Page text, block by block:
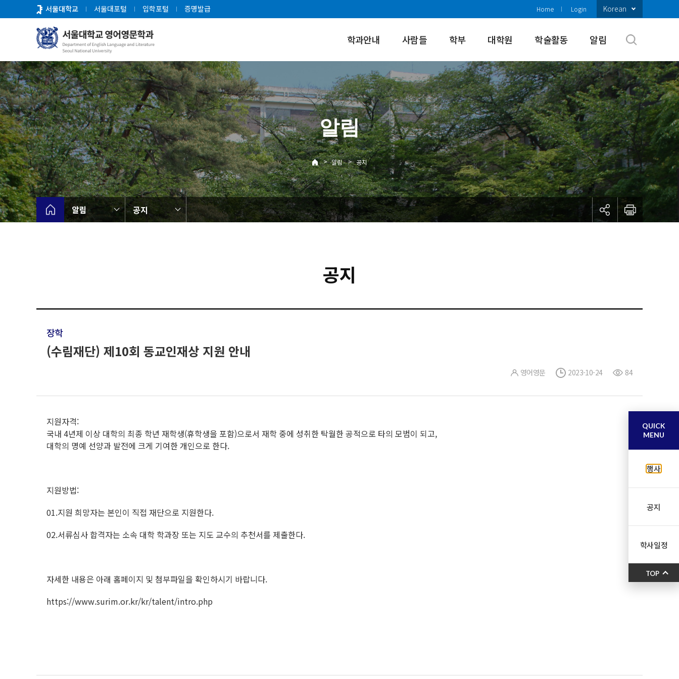
로
뉴
서울대학교 서울대포털 입학포털 증명발급 Home Login Korean
학과안내 사람들 학부 대학원 학술활동 알림
알림
> 알림 > 공지
알림 공지
공지
장학
(수림재단) 제10회 동교인재상 지원 안내
영어영문 2023-10-24 84
지원자격:
국내 4년제 이상 대학의 최종 학년 재학생(휴학생을 포함)으로서 재학 중에 성취한 탁월한 공적으로 타의 모범이 되고,
대학의 명예 선양과 발전에 크게 기여한 개인으로 한다.
지원방법:
01.지원 희망자는 본인이 직접 재단으로 지원한다.
02.서류심사 합격자는 소속 대학 학과장 또는 지도 교수의 추천서를 제출한다.
자세한 내용은 아래 홈페이지 및 첨부파일을 확인하시기 바랍니다.
https://www.surim.or.kr/kr/talent/intro.php
QUICK
MENU
행사
공지
학사일정
TOP